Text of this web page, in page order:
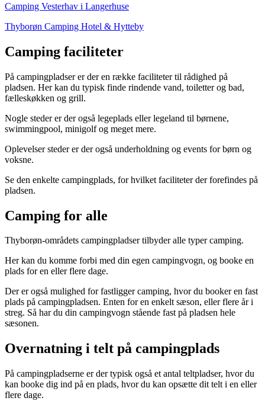
Camping Vesterhav i Langerhuse
Thyborøn Camping Hotel & Hytteby
Camping faciliteter
På campingpladser er der en række faciliteter til rådighed på
pladsen. Her kan du typisk finde rindende vand, toiletter og bad,
fælleskøkken og grill.
Nogle steder er der også legeplads eller legeland til børnene,
swimmingpool, minigolf og meget mere.
Oplevelser steder er der også underholdning og events for børn og
voksne.
Se den enkelte campingplads, for hvilket faciliteter der forefindes på
pladsen.
Camping for alle
Thyborøn-områdets campingpladser tilbyder alle typer camping.
Her kan du komme forbi med din egen campingvogn, og booke en
plads for en eller flere dage.
Der er også mulighed for fastligger camping, hvor du booker en fast
plads på campingpladsen. Enten for en enkelt sæson, eller flere år i
streg. Så har du din campingvogn stående fast på pladsen hele
sæsonen.
Overnatning i telt på campingplads
På campingpladserne er der typisk også et antal teltpladser, hvor du
kan booke dig ind på en plads, hvor du kan opsætte dit telt i en eller
flere dage.